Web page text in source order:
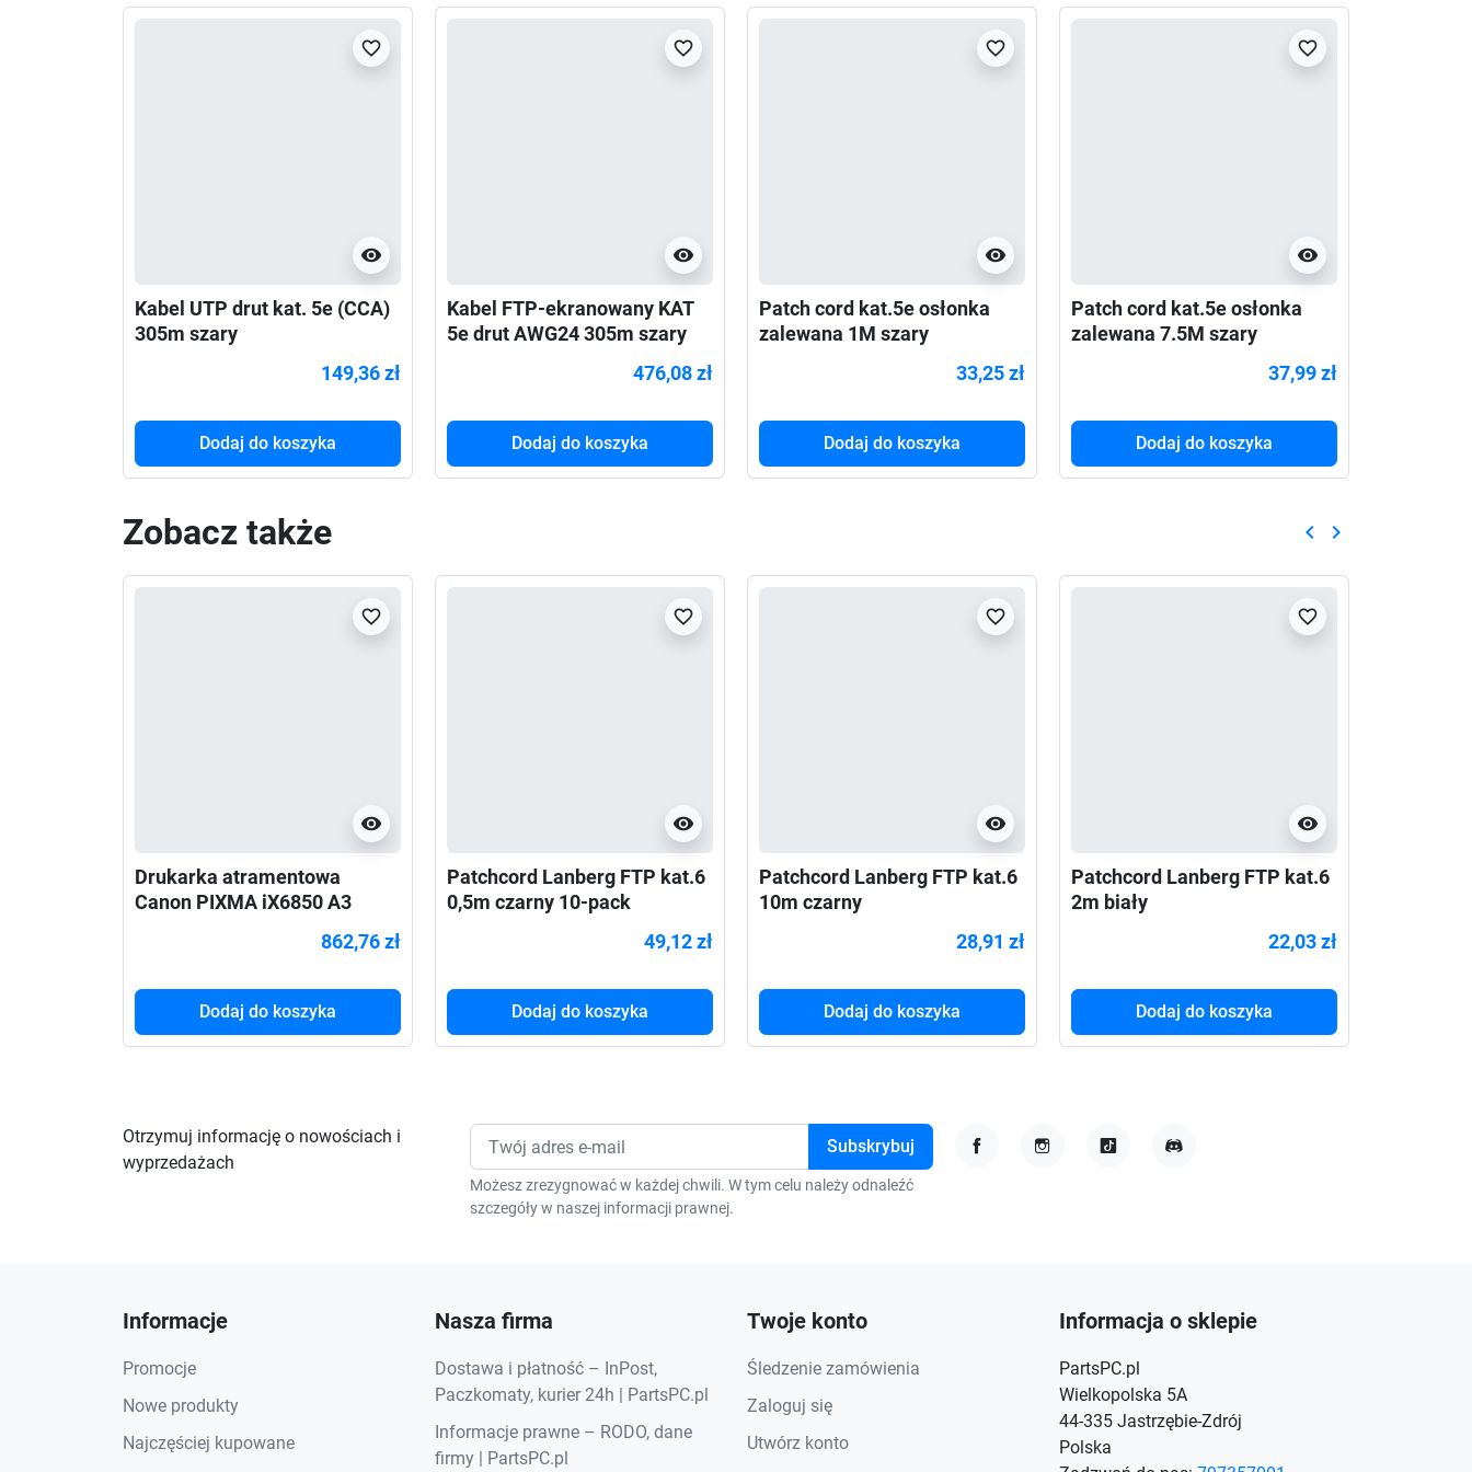
visibility
favorite_border
Kabel UTP drut kat. 5e (CCA)
305m szary
149,36 zł
Dodaj do koszyka
visibility
favorite_border
Kabel FTP-ekranowany KAT
5e drut AWG24 305m szary
476,08 zł
Dodaj do koszyka
visibility
favorite_border
Patch cord kat.5e osłonka
zalewana 1M szary
33,25 zł
Dodaj do koszyka
visibility
favorite_border
Patch cord kat.5e osłonka
zalewana 7.5M szary
37,99 zł
Dodaj do koszyka
Zobacz także Poprzedni
keyboard_arrow_left Następny
keyboard_arrow_right
visibility
favorite_border
Drukarka atramentowa
Canon PIXMA iX6850 A3
862,76 zł
Dodaj do koszyka
visibility
favorite_border
Patchcord Lanberg FTP kat.6
0,5m czarny 10-pack
49,12 zł
Dodaj do koszyka
visibility
favorite_border
Patchcord Lanberg FTP kat.6
10m czarny
28,91 zł
Dodaj do koszyka
visibility
favorite_border
Patchcord Lanberg FTP kat.6
2m biały
22,03 zł
Dodaj do koszyka
Otrzymuj informację o nowościach i
wyprzedażach
Możesz zrezygnować w każdej chwili. W tym celu należy odnaleźć
szczegóły w naszej informacji prawnej.
Informacje
Promocje
Nowe produkty
Najczęściej kupowane
Nasza firma
Dostawa i płatność – InPost,
Paczkomaty, kurier 24h | PartsPC.pl
Informacje prawne – RODO, dane
firmy | PartsPC.pl
Twoje konto
Śledzenie zamówienia
Zaloguj się
Utwórz konto
Informacja o sklepie
PartsPC.pl
Wielkopolska 5A
44-335 Jastrzębie-Zdrój
Polska